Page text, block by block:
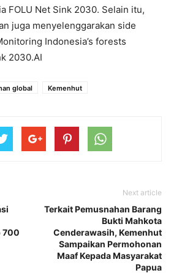
FOLU Net Sink 2030. Selain itu,
juga menyelenggarakan side
Indonesia’s forests
2030.AI
global Kemenhut
700
Next article
Terkait Pemusnahan Barang
Bukti Mahkota
Cenderawasih, Kemenhut
Sampaikan Permohonan
Maaf Kepada Masyarakat
Papua